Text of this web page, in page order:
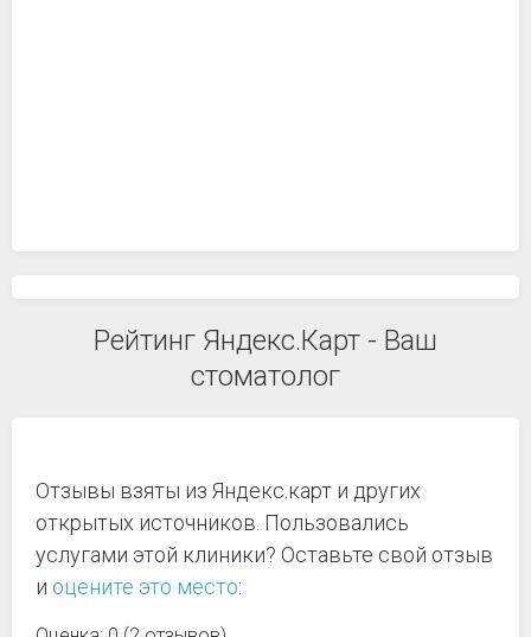
Рейтинг Яндекс.Карт - Ваш
стоматолог
Отзывы взяты из Яндекс.карт и других
открытых источников. Пользовались
услугами этой клиники? Оставьте свой отзыв
и оцените это место: